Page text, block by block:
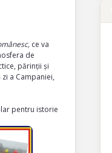
ce va
de
părinții și
a Campaniei,
pentru istorie